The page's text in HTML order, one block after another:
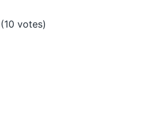
votes)